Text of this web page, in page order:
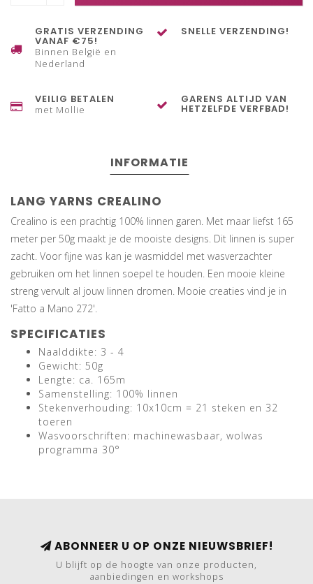
GRATIS VERZENDING
VANAF €75!
Binnen België en
Nederland
SNELLE VERZENDING!
VEILIG BETALEN
met Mollie
GARENS ALTIJD VAN
HETZELFDE VERFBAD!
INFORMATIE
LANG YARNS CREALINO
Crealino is een prachtig 100% linnen garen. Met maar liefst 165
meter per 50g maakt je de mooiste designs. Dit linnen is super
zacht. Voor fijne was kan je wasmiddel met wasverzachter
gebruiken om het linnen soepel te houden. Een mooie kleine
streng vervult al jouw linnen dromen. Mooie creaties vind je in
'Fatto a Mano 272'.
SPECIFICATIES
Naalddikte: 3 - 4
Gewicht: 50g
Lengte: ca. 165m
Samenstelling: 100% linnen
Stekenverhouding: 10x10cm = 21 steken en 32
toeren
Wasvoorschriften: machinewasbaar, wolwas
programma 30°
ABONNEER U OP ONZE NIEUWSBRIEF!
U blijft op de hoogte van onze producten,
aanbiedingen en workshops